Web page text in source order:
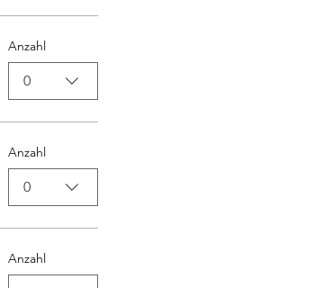
Anzahl
0
Anzahl
0
Anzahl